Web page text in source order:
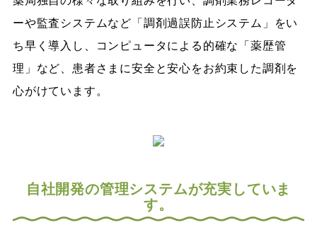
ーや監査システムなど「調剤過誤防止システム」をい
ち早く導入し、コンピュータによる的確な「薬歴管
理」など、患者さまに安全と安心をお約束した調剤を
心がけています。
自社開発の管理システムが充実していま
す。